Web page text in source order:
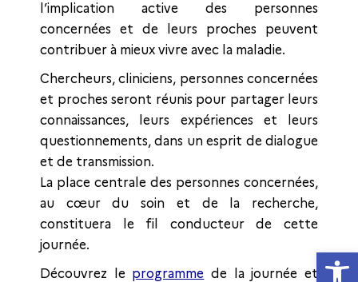
Ouvrir
l’implication active des personnes
concernées et de leurs proches peuvent
contribuer à mieux vivre avec la maladie.
Chercheurs, cliniciens, personnes concernées
et proches seront réunis pour partager leurs
connaissances, leurs expériences et leurs
questionnements, dans un esprit de dialogue
et de transmission.
La place centrale des personnes concernées,
au cœur du soin et de la recherche,
constituera le fil conducteur de cette
journée.
Découvrez le programme de la journée et